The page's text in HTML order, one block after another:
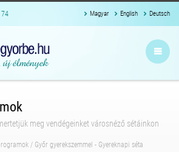
Magyar English Deutsch
meg vendégeinket városnéző sétáinkon
/ Győr gyerekszemmel - Gyereknapi séta